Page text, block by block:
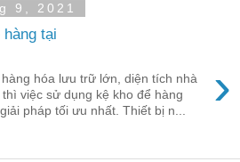
9, 2021
tại
›
hóa lưu trữ lớn, diện tích nhà
việc sử dụng kệ kho để hàng
pháp tối ưu nhất. Thiết bị n...